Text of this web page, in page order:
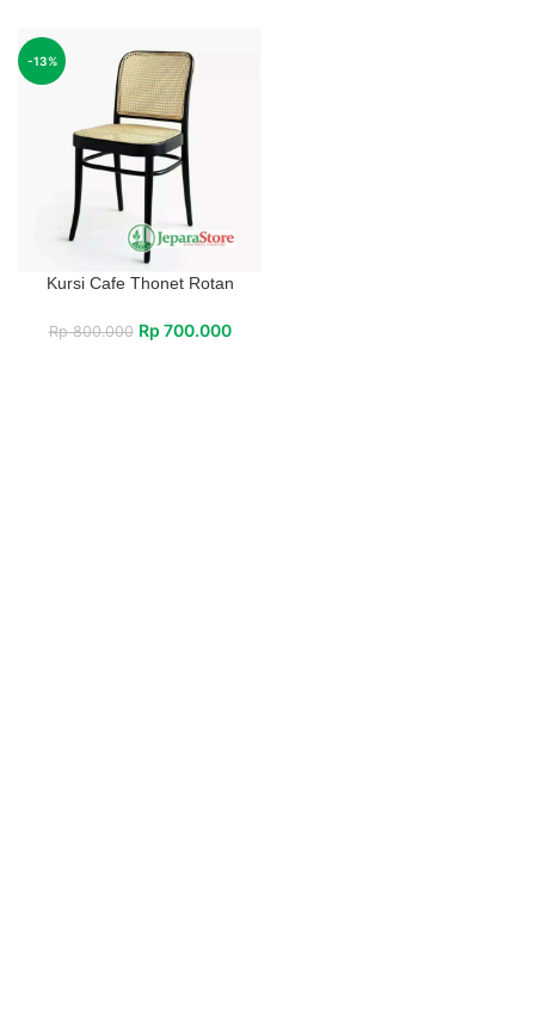
-13%
Kursi Cafe Thonet Rotan
Rp800.000 Rp 700.000